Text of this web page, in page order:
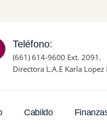
Teléfono:
(661) 614-9600 Ext. 2091.
Directora L.A.E Karla Lopez
Cabildo